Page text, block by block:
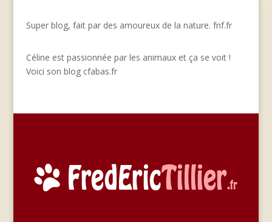
Super blog, fait par des amoureux de la nature. fnf.fr
Céline est passionnée par les animaux et ça se voit !
Voici son blog cfabas.fr